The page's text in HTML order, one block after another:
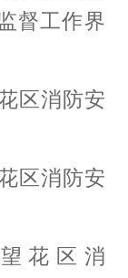
督工作界
区消防安
区消防安
花区消